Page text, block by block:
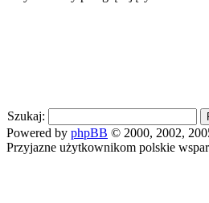
Szukaj:
Powered by phpBB © 2000, 2002,
Przyjazne użytkownikom polskie